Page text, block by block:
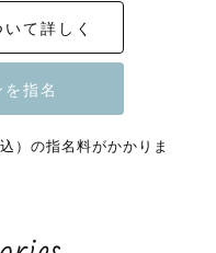
会、撮影自体も一生の
きたいと思っていま
U○Jです🎢
て詳しく
）の指名料がかかりま